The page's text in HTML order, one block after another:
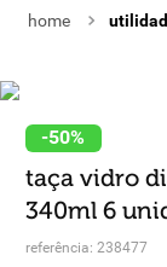
-50%
taça vidro
340ml 6
referência: 238477
2º leite
4º iogurte
5º queijo